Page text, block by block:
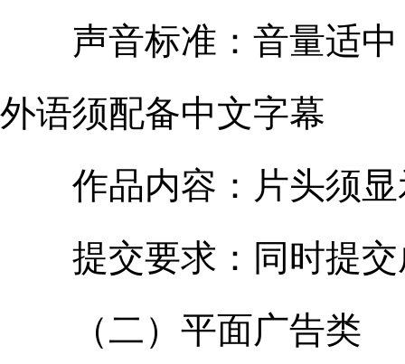
声音标准：音量适中
外语须配备中文字幕
作品内容：片头须显
提交要求：同时提交
（二）平面广告类